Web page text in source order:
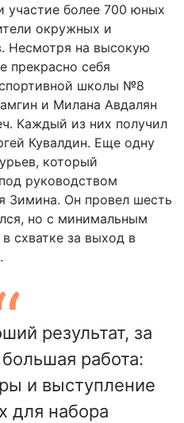
участие более 700 юных
окружных и
Несмотря на высокую
прекрасно себя
спортивной школы №8
и Милана Авдалян
Каждый из них получил
Кувалдин. Еще одну
который
руководством
Зимина. Он провел шесть
но с минимальным
схватке за выход в
результат, за
работа:
и выступление
для набора